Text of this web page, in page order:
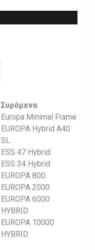
Συρόμενα
Europa Minimal Frame
EUROPA Hybrid A40
SL
ESS 47 Hybrid
ESS 34 Hybrid
EUROPA 800
EUROPA 2000
EUROPA 6000
HYBRID
EUROPA 10000
HYBRID